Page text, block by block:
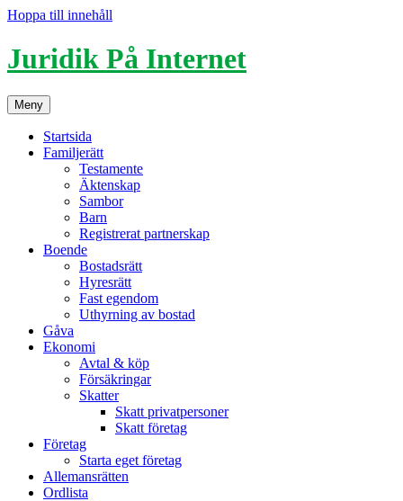
Hoppa till innehåll
Juridik På Internet
Meny
Startsida
Familjerätt
Testamente
Äktenskap
Sambor
Barn
Registrerat partnerskap
Boende
Bostadsrätt
Hyresrätt
Fast egendom
Uthyrning av bostad
Gåva
Ekonomi
Avtal & köp
Försäkringar
Skatter
Skatt privatpersoner
Skatt företag
Företag
Starta eget företag
Allemansrätten
Ordlista